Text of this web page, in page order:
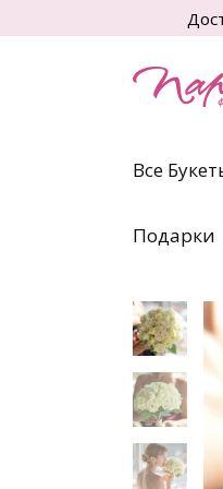
к
Все
Подарки